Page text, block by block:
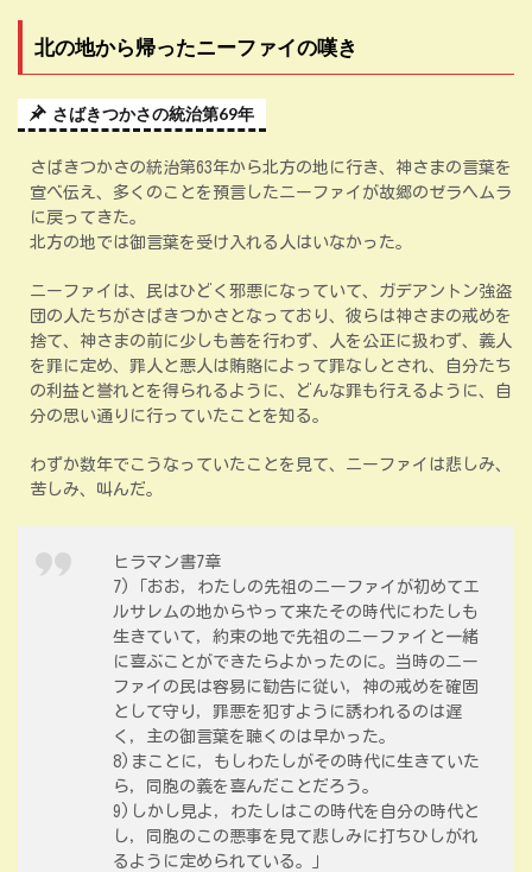
北の地から帰ったニーファイの嘆き
さばきつかさの統治第69年
さばきつかさの統治第63年から北方の地に行き、神さまの言葉を
宣べ伝え、多くのことを預言したニーファイが故郷のゼラヘムラ
に戻ってきた。
北方の地では御言葉を受け入れる人はいなかった。
ニーファイは、民はひどく邪悪になっていて、ガデアントン強盗
団の人たちがさばきつかさとなっており、彼らは神さまの戒めを
捨て、神さまの前に少しも善を行わず、人を公正に扱わず、義人
を罪に定め、罪人と悪人は賄賂によって罪なしとされ、自分たち
の利益と誉れとを得られるように、どんな罪も行えるように、自
分の思い通りに行っていたことを知る。
わずか数年でこうなっていたことを見て、ニーファイは悲しみ、
苦しみ、叫んだ。
ヒラマン書7章
7)「おお，わたしの先祖のニーファイが初めてエ
ルサレムの地からやって来たその時代にわたしも
生きていて，約束の地で先祖のニーファイと一緒
に喜ぶことができたらよかったのに。当時のニー
ファイの民は容易に勧告に従い，神の戒めを確固
として守り，罪悪を犯すように誘われるのは遅
く，主の御言葉を聴くのは早かった。
8)まことに，もしわたしがその時代に生きていた
ら，同胞の義を喜んだことだろう。
9)しかし見よ，わたしはこの時代を自分の時代と
し，同胞のこの悪事を見て悲しみに打ちひしがれ
るように定められている。」